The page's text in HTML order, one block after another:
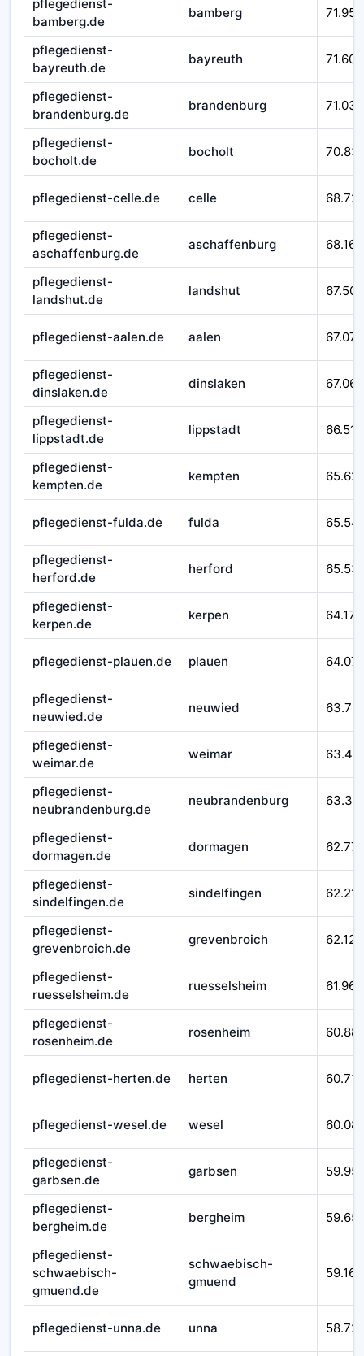
pflegedienst-
bamberg.de
bamberg 71.952
pflegedienst-
bayreuth.de
bayreuth 71.601
pflegedienst-
brandenburg.de
brandenburg 71.032
pflegedienst-
bocholt.de
bocholt
pflegedienst-celle.de celle 68.721
pflegedienst-
aschaffenburg.de
aschaffenburg 68.167
pflegedienst-
landshut.de
landshut 67.509
pflegedienst-aalen.de aalen 67.079
pflegedienst-
dinslaken.de
dinslaken 67.065
pflegedienst-
lippstadt.de
lippstadt 66.518
pflegedienst-
kempten.de
kempten
pflegedienst-fulda.de fulda
pflegedienst-
herford.de
herford
pflegedienst-
kerpen.de
kerpen 64.171
pflegedienst-plauen.de plauen
pflegedienst-
neuwied.de
neuwied
pflegedienst-
weimar.de
weimar
pflegedienst-
neubrandenburg.de
neubrandenburg 63.311
pflegedienst-
dormagen.de
dormagen
pflegedienst-
sindelfingen.de
sindelfingen 62.215
pflegedienst-
grevenbroich.de
grevenbroich 62.124
pflegedienst-
ruesselsheim.de
ruesselsheim 61.967
pflegedienst-
rosenheim.de
rosenheim
pflegedienst-herten.de herten 60.710
pflegedienst-wesel.de wesel
pflegedienst-
garbsen.de
garbsen
pflegedienst-
bergheim.de
bergheim
pflegedienst-
schwaebisch-
gmuend.de
schwaebisch-
gmuend
59.166
pflegedienst-unna.de unna